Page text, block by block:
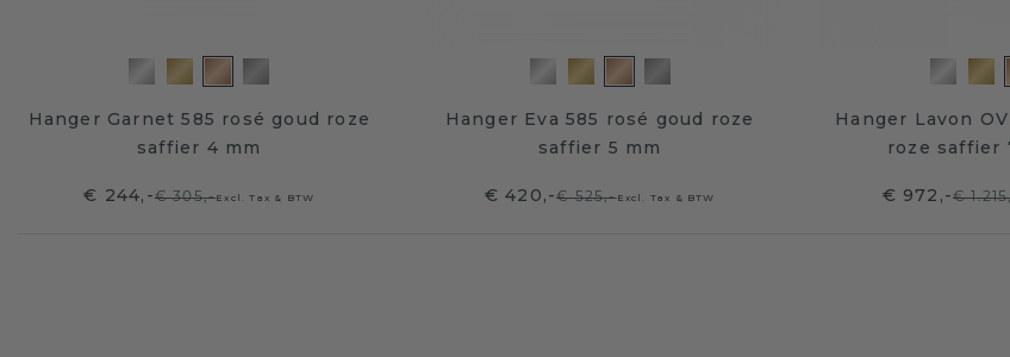
Hanger Garnet 585 rosé goud roze
saffier 4 mm
€ 244,-€ 305,-Excl. Tax & BTW
Hanger Eva 585 rosé goud roze
saffier 5 mm
€ 420,-€ 525,-Excl. Tax & BTW
Hanger Lavon
roze saffier
€ 972,-€